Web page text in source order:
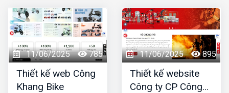
11/06/2025 785
Thiết kế web Công
Khang Bike
11/06/2025 895
Thiết kế website
Công ty CP Công